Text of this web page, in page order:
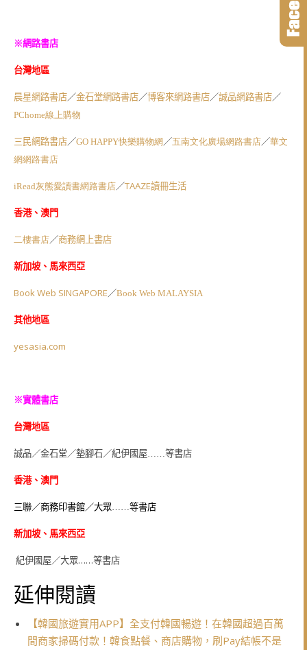
※網路書店
台灣地區
晨星網路書店／金石堂網路書店／博客來網路書店／誠品網路書店／
PChome線上購物
三民網路書店／GO HAPPY快樂購物網／五南文化廣場網路書店／華文
網網路書店
iRead灰熊愛讀書網路書店／TAAZE讀冊生活
香港、澳門
二樓書店／商務網上書店
新加坡、馬來西亞
Book Web SINGAPORE／Book Web MALAYSIA
其他地區
yesasia.com
※實體書店
台灣地區
誠品／金石堂／墊腳石／紀伊國屋……等書店
香港、澳門
三聯／商務印書館／大眾……等書店
新加坡、馬來西亞
紀伊國屋／大眾……等書店
延伸閱讀
【韓國旅遊實用APP】全支付韓國暢遊！在韓國超過百萬
間商家掃碼付款！韓食點餐、商店購物，刷Pay結帳不是